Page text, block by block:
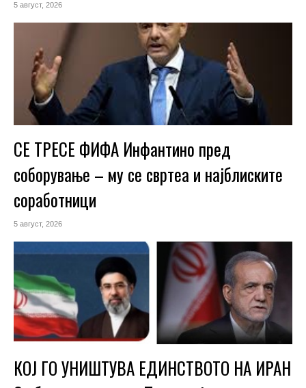
5 август, 2026
СЕ ТРЕСЕ ФИФА Инфантино пред
соборување – му се свртеа и најблиските
соработници
5 август, 2026
КОЈ ГО УНИШТУВА ЕДИНСТВОТО НА ИРАН